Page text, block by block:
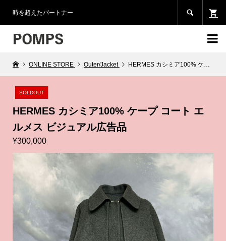
時を超えたパートナー 

ONLINE STORE Outer/Jacket HERMES カシミア100% ケープ コート エルメス ビジュアル広告品
SOLDOUT
HERMES カシミア100% ケープ コート エ
ルメス ビジュアル広告品
¥300,000